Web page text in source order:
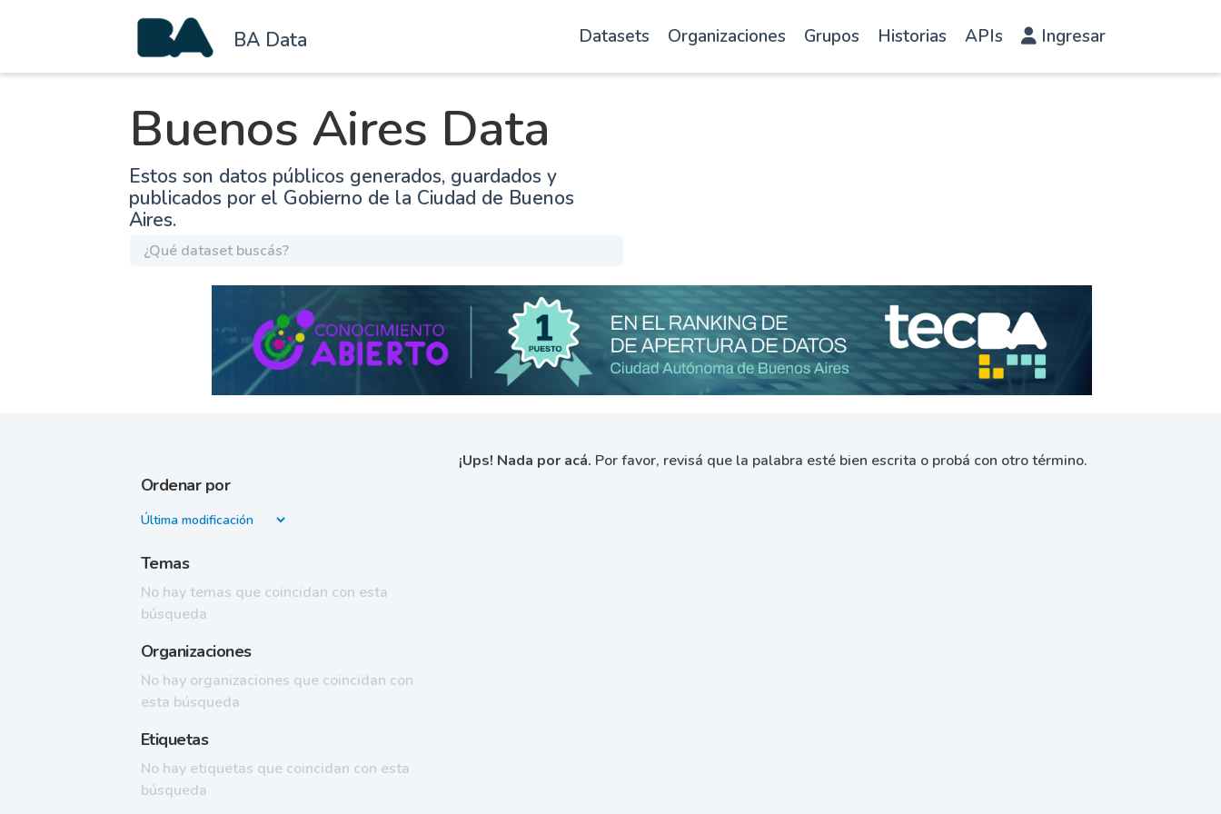
BA Data Datasets Organizaciones Grupos Historias APIs Ingresar
Buenos Aires Data
Estos son datos públicos generados, guardados y
publicados por el Gobierno de la Ciudad de Buenos
Aires.
Ordenar por
Temas
No hay temas que coincidan con esta
búsqueda
Organizaciones
No hay organizaciones que coincidan con
esta búsqueda
Etiquetas
No hay etiquetas que coincidan con esta
búsqueda
¡Ups! Nada por acá. Por favor, revisá que la palabra esté bien escrita o probá con otro término.